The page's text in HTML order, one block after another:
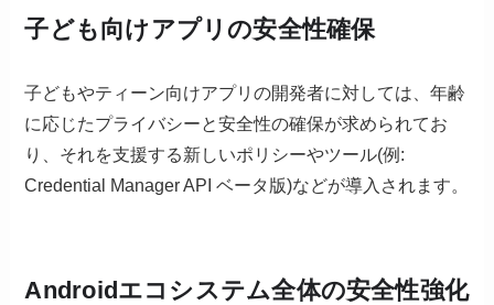
子ども向けアプリの安全性確保
子どもやティーン向けアプリの開発者に対しては、年齢
に応じたプライバシーと安全性の確保が求められてお
り、それを支援する新しいポリシーやツール(例:
Credential Manager API ベータ版)などが導入されます。
Androidエコシステム全体の安全性強化